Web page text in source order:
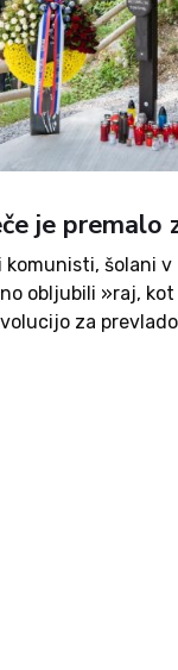
je premalo
šolani v
obljubili »raj, kot
za